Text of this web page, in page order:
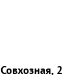
Совхозная, 2